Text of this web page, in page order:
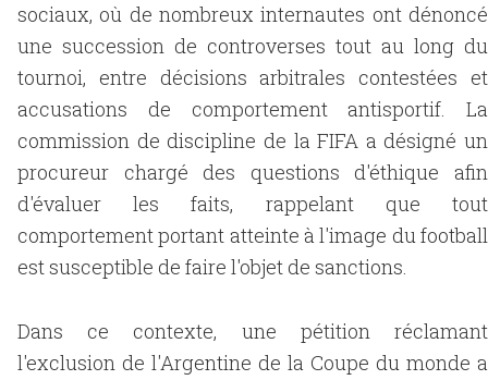
sociaux, où de nombreux internautes ont dénoncé
une succession de controverses tout au long du
tournoi, entre décisions arbitrales contestées et
accusations de comportement antisportif. La
commission de discipline de la FIFA a désigné un
procureur chargé des questions d'éthique afin
d'évaluer les faits, rappelant que tout
comportement portant atteinte à l'image du football
est susceptible de faire l'objet de sanctions.
Dans ce contexte, une pétition réclamant
l'exclusion de l'Argentine de la Coupe du monde a